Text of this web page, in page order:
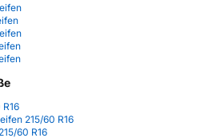
215/60 R16
60 R16